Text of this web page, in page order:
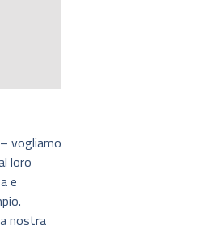
vogliamo
loro
e
nostra